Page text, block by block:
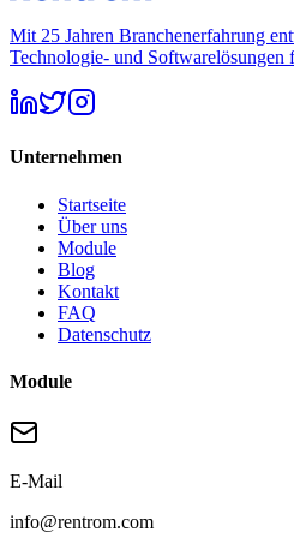
Mit 25 Jahren Branchenerfahrung
Technologie- und Softwarelösungen
Unternehmen
Startseite
Über uns
Module
Blog
Kontakt
FAQ
Datenschutz
Module
E-Mail
info@rentrom.com